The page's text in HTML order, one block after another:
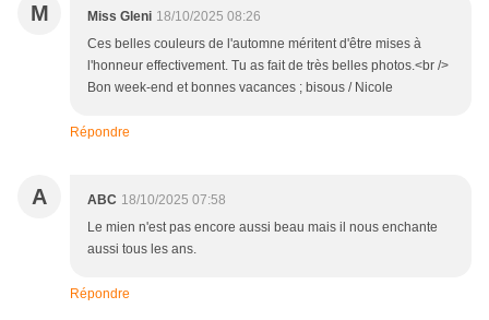
M Miss Gleni 18/10/2025 08:26
Ces belles couleurs de l'automne méritent d'être mises à
l'honneur effectivement. Tu as fait de très belles photos.<br />
Bon week-end et bonnes vacances ; bisous / Nicole
Répondre
A ABC 18/10/2025 07:58
Le mien n'est pas encore aussi beau mais il nous enchante
aussi tous les ans.
Répondre